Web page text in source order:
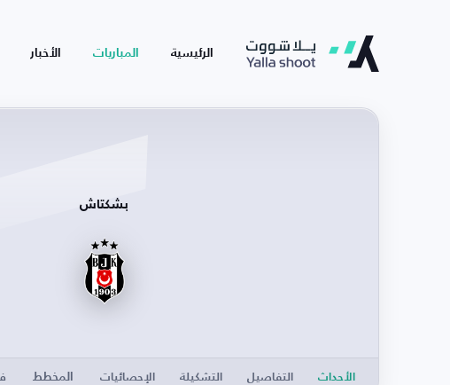
الرئيسية المباريات الأخبار
بشكتاش
الأحداث التفاصيل التشكيلة الإحصائيات المخطط